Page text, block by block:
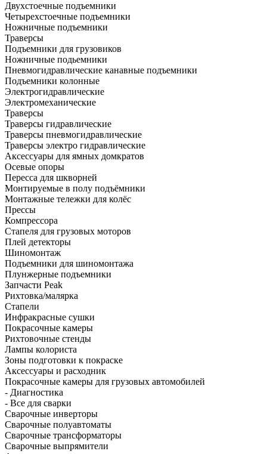
Двухстоечные подъемники
Четырехстоечные подъемники
Ножничные подъемники
Траверсы
Подъемники для грузовиков
Ножничные подьемники
Пневмогидравлические канавные подъемники
Подъемники колонные
Электрогидравлические
Электромеханические
Траверсы
Траверсы гидравлические
Траверсы пневмогидравлические
Траверсы электро гидравлические
Аксессуары для ямных домкратов
Осевые опоры
Пересса для шкворней
Монтируемые в полу подъёмники
Монтажные тележки для колёс
Прессы
Компрессора
Стапеля для грузовых моторов
Плей детекторы
Шиномонтаж
Подъемники для шиномонтажа
Плунжерные подъемники
Запчасти Peak
Рихтовка/малярка
Стапели
Инфракрасные сушки
Покрасочные камеры
Рихтовочные стенды
Лампы колориста
Зоны подготовки к покраске
Аксессуары и расходник
Покрасочные камеры для грузовых автомобилей
- Диагностика
- Все для сварки
Сварочные инверторы
Сварочные полуавтоматы
Сварочные трансформаторы
Сварочные выпрямители